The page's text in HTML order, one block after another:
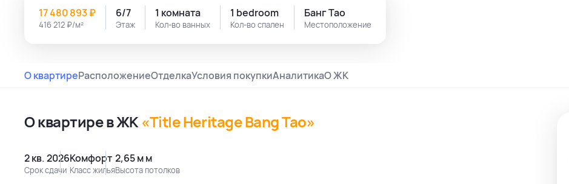
416 212 ₽/м²
17 480 893 ₽
Этаж
6/7
Кол-во ванных
1 комната
Кол-во спален
1 bedroom
Местоположение
Банг Тао
О квартиреРасположениеОтделкаУсловия покупкиАналитикаО ЖК
О квартире в ЖК «Title Heritage Bang Tao»
2 кв. 2026
Срок сдачи
Комфорт
Класс жилья
2,65 м м
Высота потолков